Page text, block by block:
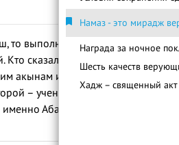
то выполняй их все
сказал это? Кому
акынам и жырау. Первый из
– ученик Суйенбай-акына
Абая Кунанбаева, не
Намаз - это мирадж
Награда за ночное
Шесть качеств
Хадж – священный